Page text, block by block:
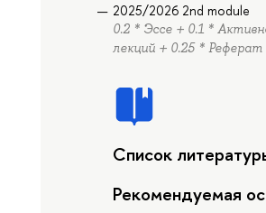
2025/2026 2nd module
0.2 * Эссе + 0.1 *
лекций + 0.25 * Реферат
Список
Рекомендуемая